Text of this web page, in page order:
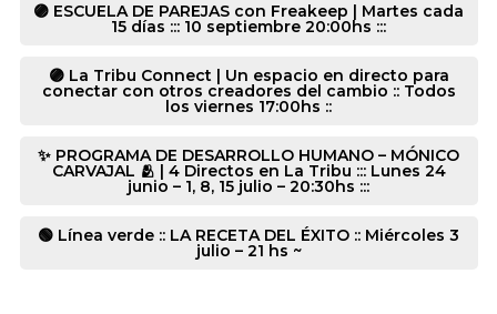
🟣 ESCUELA DE PAREJAS con Freakeep | Martes cada
15 días ::: 10 septiembre 20:00hs :::
🟣 La Tribu Connect | Un espacio en directo para
conectar con otros creadores del cambio :: Todos
los viernes 17:00hs ::
✨ PROGRAMA DE DESARROLLO HUMANO – MÓNICO
CARVAJAL 🫂 | 4 Directos en La Tribu ::: Lunes 24
junio – 1, 8, 15 julio – 20:30hs :::
🟢 Línea verde :: LA RECETA DEL ÉXITO :: Miércoles 3
julio – 21 hs ~